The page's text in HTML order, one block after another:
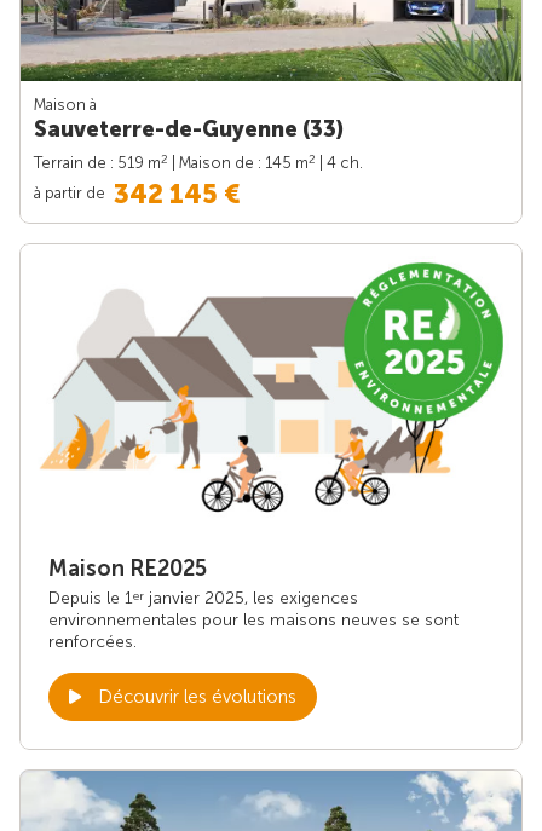
Maison à
Sauveterre-de-Guyenne (33)
Terrain de : 519 m2 | Maison de : 145 m2
| 4 ch.
à partir de 342 145 €
Maison RE2025
Depuis le 1er janvier 2025, les exigences
environnementales pour les maisons neuves se sont
renforcées.
Découvrir les évolutions